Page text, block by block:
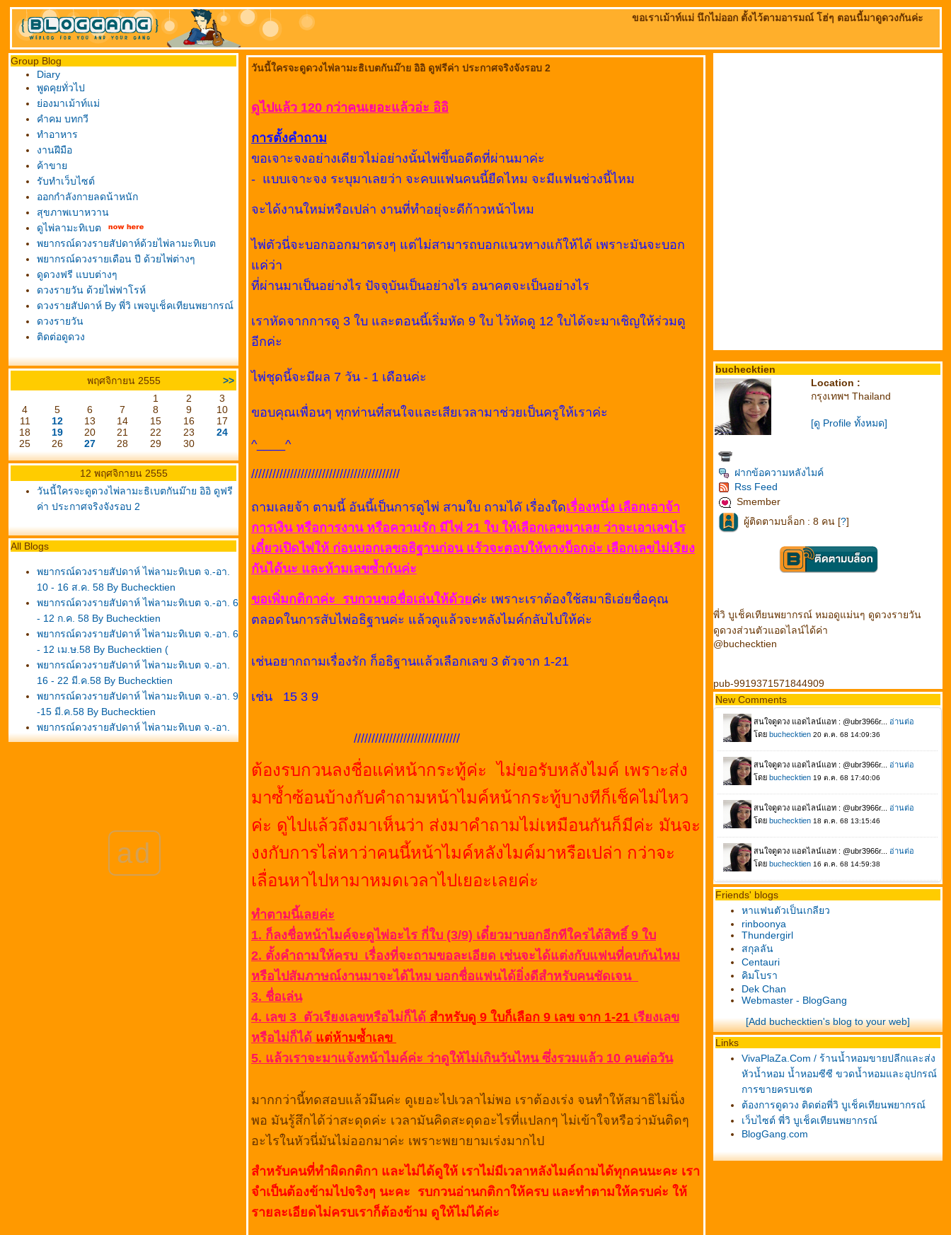
ขอเราเม้าท์แม่ นึกไม่ออก ตั้งไว้ตามอารมณ์ โฮ่ๆ ตอนนี้มาดูดวงกันค่ะ
Group Blog
Diary
พูดคุยทั่วไป
่องมาเม้าท์แม่
คำคม บทกวี
ทำอาหาร
งานฝีมือ
ค้าขา
รับทำเว็บไซต์
ออกกำลังกายลดน้าหนัก
สุขภาพเบาหวาน
ดูไพ่ลามะทิเบต
พยากรณ์ดวงรายสัปดาห์ด้วยไพ่ลามะทิเบต
พยากรณ์ดวงรายเดือน ปี ด้วยไพ่ต่างๆ
ดูดวงฟรี แบบต่างๆ
ดวงรายวัน ด้วยไพ่ฟาโรห์
ดวงรายสัปดาห์ By พี่วิ เพจบูเช็คเทียนพยากรณ์
ดวงรายวัน
ติดต่อดูดวง
พฤศจิกายน 2555
>>
1
2
3
4
5 6 7 8 9
10
11
12 13 14 15 16
17
18
19 20 21 22 23
24
25
26 27 28 29 30
12 พฤศจิกายน 2555
วันนี้ใครจะดูดวงไพ่ลามะธิเบตกันม๊าย อิอิ ดูฟรี
ค่า ประกาศจริงจังรอบ 2
All Blogs
พยากรณ์ดวงรายสัปดาห์ ไพ่ลามะทิเบต จ.-อา.
10 - 16 ส.ค. 58 By Buchecktien
พยากรณ์ดวงรายสัปดาห์ ไพ่ลามะทิเบต จ.-อา. 6
- 12 ก.ค. 58 By Buchecktien
พยากรณ์ดวงรายสัปดาห์ ไพ่ลามะทิเบต จ.-อา. 6
- 12 เม.ษ.58 By Buchecktien (
พยากรณ์ดวงรายสัปดาห์ ไพ่ลามะทิเบต จ.-อา.
16 - 22 มี.ค.58 By Buchecktien
พยากรณ์ดวงรายสัปดาห์ ไพ่ลามะทิเบต จ.-อา. 9
-15 มี.ค.58 By Buchecktien
พยากรณ์ดวงรายสัปดาห์ ไพ่ลามะทิเบต จ.-อา.
16 - 22 ก.พ. 58 By Buchecktien
12 -18 ม.ค.58 By Buchecktien
พยากรณ์ดวงรายสัปดาห์ ไพ่ลามะทิเบต จ.-อา. 5
ad
วันนี้ใครจะดูดวงไพ่ลามะธิเบตกันม๊าย อิอิ ดูฟรีค่า ประกาศจริงจังรอบ 2
ดูไปแล้ว 120 กว่าคนเยอะแล้วอ่ะ อิอิ
การตั้งคำถาม
ขอเจาะจงอย่างเดียวไม่อย่างนั้นไพ่ขึ้นอดีตที่ผ่านมาค่ะ
- แบบเจาะจง ระบุมาเลยว่า จะคบแฟนคนนี้ยืดไหม จะมีแฟนช่วงนี้ไหม
จะได้งานใหม่หรือเปล่า งานที่ทำอยุ่จะดีก้าวหน้าไหม
ไพ่ตัวนี่จะบอกออกมาตรงๆ แต่ไม่สามารถบอกแนวทางแก้ให้ได้ เพราะมันจะบอก
ค่ว่า
ที่ผ่านมาเป็นอย่างไร ปัจจุบันเป็นอย่างไร อนาคตจะเป็นอย่างไร
เราหัดจากการดู 3 ใบ และตอนนี้เริ่มหัด 9 ใบ ไว้หัดดู 12 ใบได้จะมาเชิญให้ร่วมดู
อีกค่ะ
ไพ่ชุดนี้จะมีผล 7 วัน - 1 เดือนค่ะ
ขอบคุณเพื่อนๆ ทุกท่านที่สนใจและเสียเวลามาช่วยเป็นครูให้เราค่ะ
^____^
//////////////////////////////////////////
ถามเลยจ้า ตามนี้ อันนี้เป็นการดูไพ่ สามใบ ถามไดั เรื่องใดเรื่องหนึ่ง เลือกเอาจ้า
การเงิน หรือการงาน หรือความรัก มีไพ่ 21 ใบ ให้เลือกเลขมาเลย ว่าจะเอาเลขไร
เดี๋ยวเปิดไพ่ให้ ก่อนบอกเลขอธิฐานก่อน แร้วจะตอบให้ทางบ็อกอ่ะ เลือกเลขไม่เรียง
กันได้นะ และห้ามเลขซ้ำกันค่ะ
ขอเพิ่มกติกาค่ะ รบกวนขอชื่อเล่นให้ด้วค่ะ เพราะเราต้องใช้สมาธิเอ่ยชื่อคุณ
ตลอดในการสับไพ่อธิฐานค่ะ แล้วดูแล้วจะหลังไมค์กลับไปให้ค่ะ
เช่นอยากถามเรื่องรัก ก็อธิฐานแล้วเลือกเลข 3 ตัวจาก 1-21
เช่น 15 3 9
//////////////////////////////
ต้องรบกวนลงชื่อแค่หน้ากระทู้ค่ะ ไม่ขอรับหลังไมค์ เพราะส่ง
มาซ้ำซ้อนบ้างกับคำถามหน้าไมค์หน้ากระทู้บางทีก็เช็คไม่ไหว
ค่ะ ดูไปแล้วถึงมาเห็นว่า ส่งมาคำถามไม่เหมือนกันก็มีค่ะ มันจะ
งงกับการไล่หาว่าคนนี้หน้าไมค์หลังไมค์มาหรือเปล่า กว่าจะ
เลื่อนหาไปหามาหมดเวลาไปเยอะเลยค่ะ
ทำตามนี้เลยค่ะ
1. ก็ลงชื่อหน้าไมค์จะดูไพ่อะไร กี่ใบ (3/9) เดี๋ยวมาบอกอีกทีใครได้สิทธิ์ 9 ใบ
2. ตั้งคำถามให้ครบ เรื่องที่จะถามขอละเอียด เช่นจะได้แต่งกับแฟนที่คบกันไหม
หรือไปสัมภาษณ์งานมาจะได้ไหม บอกชื่อแฟนได้ยิ่งดีสำหรับคนชัดเจน
3. ชื่อเล่น
4. เลข 3 ตัวเรียงเลขหรือไม่ก็ได้ สำหรับดู 9 ใบก็เลือก 9 เลข จาก 1-21 เรียงเลข
หรือไม่ก็ได้ ต่ห้ามซ้ำเลข
5. แล้วเราจะมาแจ้งหน้าไมค์ค่ะ ว่าดูให้ไม่เกินวันไหน ซึ่งรวมแล้ว 10 คนต่อวัน
มากกว่านี้ทดสอบแล้วมึนค่ะ ดูเยอะไปเวลาไม่พอ เราต้องเร่ง จนทำให้สมาธิไม่นิ่ง
พอ มันรู้สึกได้ว่าสะดุดค่ะ เวลามันคิดสะดุดอะไรที่แปลกๆ ไม่เข้าใจหรือว่ามันติดๆ
อะไรในหัวนี่มันไม่ออกมาค่ะ เพราะพยายามเร่งมากไป
สำหรับคนที่ทำผิดกติกา และไม่ได้ดูให้ เราไม่มีเวลาหลังไมค์ถามได้ทุกคนนะคะ เรา
จำเป็นต้องข้ามไปจริงๆ นะคะ รบกวนอ่านกติกาให้ครบ และทำตามให้ครบค่ะ ให้
รายละเอียดไม่ครบเราก็ต้องข้าม ดูให้ไม่ได้ค่ะ
buchecktien
Location :
กรุงเทพฯ Thailand
[ดู Profile ทั้งหมด]
ฝากข้อความหลังไมค์
Rss Feed
Smember
ผู้ติดตามบล็อก : 8 คน [?]
พี่วิ บูเช็คเทียนพยากรณ์ หมอดูแม่นๆ ดูดวงรายวัน
ดูดวงส่วนตัวแอดไลน์ได้ค่า
@buchecktien
pub-9919371571844909
New Comments
Friends' blogs
หาแฟนตัวเป็นเกลียว
rinboonya
Thundergirl
สกุลลัน
Centauri
คิมโบรา
Dek Chan
Webmaster - BlogGang
[Add buchecktien's blog to your web]
Links
VivaPlaZa.Com / ร้านน้ำหอมขายปลีกและส่ง
หัวน้ำหอม น้ำหอมซีซี ขวดน้ำหอมและอุปกรณ์
การขายครบเซต
ต้องการดูดวง ติดต่อพี่วิ บูเช็คเทียนพยากรณ์
เว็บไซต์ พี่วิ บูเช็คเทียนพยากรณ์
BlogGang.com